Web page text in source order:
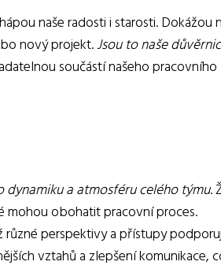
naše radosti i starosti. Dokážou
nový projekt.Jsou to naše
součástí našeho pracovního
a atmosféru celého týmu.
mohou obohatit pracovní proces.
různé perspektivy a přístupy
vztahů a zlepšení komunikace,